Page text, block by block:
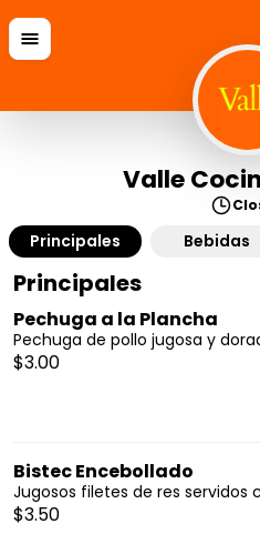
Valle
Principales Bebidas
Principales
Pechuga a la Plancha
Pechuga de pollo jugosa y
$3.00
Bistec Encebollado
Jugosos filetes de res servidos
$3.50